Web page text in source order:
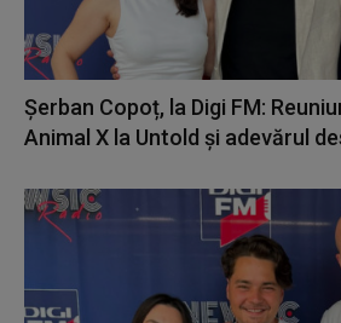
Șerban Copoț, la Digi FM:
Animal X la Untold și adevărul